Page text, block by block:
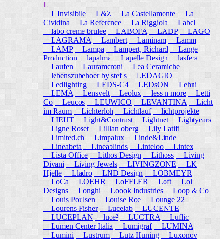
L
L Invisibile
L&Z La Castellamonte
La
Cividina
La Reference La Riggiola
Label
labo creme brulee
LABOFA LADP
LAGO
LAGRAMA
Lambert Laminam
Lamm
LAMP
Lampa Lampert, Richard
Lange
Production
lapalma Lapelle Design
lasfera
Laufen
Laurameroni
Lea Ceramiche
lebenszubehoer by stef s
LEDAGIO
Ledlighting
LEDS-C4 LEDsON
Lehni
LEMA
Lensvelt Leolux less n more
Letti
Co
Leucos LEUWICO LEVANTINA
Licht
im Raum
Lichterloh Lichtlauf lichtprojekte
LIEHT
Light&Contrast Lightnet
Lightyears
Ligne Roset
Lillian oberg
Lily Latifi
Limited.ch
Limpalux
Linde&Linde
Lineabeta
Lineablinds Linteloo
Lintex
Lista Office Lithos Design Lithoss
Living
Divani
Living Jewels LIVINGZONE
LK
Hjelle
Lladro LND Design
LOBMEYR
LoCa
LOEHR LoFFLER Loft
Loll
Designs
Longhi Loook Industries
Loop & Co
Louis Poulsen
Louise Roe
Lounge 22
Lourens Fisher
Lucelab
LUCENTE
LUCEPLAN
luce² LUCTRA
Luflic
Lumen Center Italia
Lumigraf
LUMINA
Lumini
Lustrum Lutz Huning
Luxonov